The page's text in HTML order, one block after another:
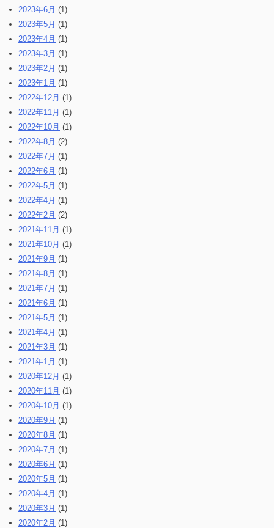
2023年6月 (1)
2023年5月 (1)
2023年4月 (1)
2023年3月 (1)
2023年2月 (1)
2023年1月 (1)
2022年12月 (1)
2022年11月 (1)
2022年10月 (1)
2022年8月 (2)
2022年7月 (1)
2022年6月 (1)
2022年5月 (1)
2022年4月 (1)
2022年2月 (2)
2021年11月 (1)
2021年10月 (1)
2021年9月 (1)
2021年8月 (1)
2021年7月 (1)
2021年6月 (1)
2021年5月 (1)
2021年4月 (1)
2021年3月 (1)
2021年1月 (1)
2020年12月 (1)
2020年11月 (1)
2020年10月 (1)
2020年9月 (1)
2020年8月 (1)
2020年7月 (1)
2020年6月 (1)
2020年5月 (1)
2020年4月 (1)
2020年3月 (1)
2020年2月 (1)